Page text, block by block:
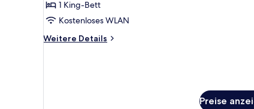
anzeigen
1 King-Bett
Kostenloses WLAN
Weitere Details
Weitere
Preise